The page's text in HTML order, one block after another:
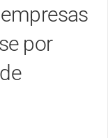
por